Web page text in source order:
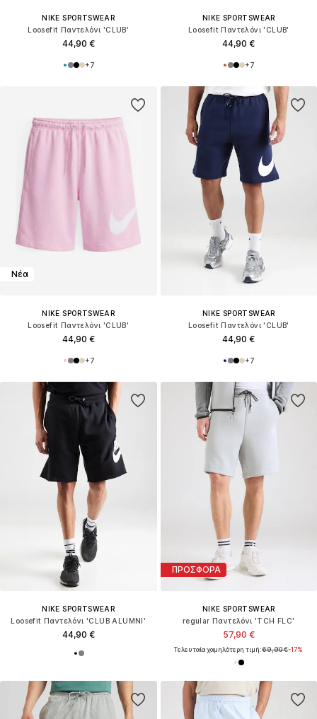
NIKE SPORTSWEAR
Loosefit Παντελόνι 'CLUB'
44,90 €
+7
NIKE SPORTSWEAR
Loosefit Παντελόνι 'CLUB'
44,90 €
+7
Νέα
NIKE SPORTSWEAR
Loosefit Παντελόνι 'CLUB'
44,90 €
+7
NIKE SPORTSWEAR
Loosefit Παντελόνι 'CLUB'
44,90 €
+7
NIKE SPORTSWEAR
Loosefit Παντελόνι 'CLUB ALUMNI'
44,90 €
ΠΡΟΣΦΟΡΑ
NIKE SPORTSWEAR
regular Παντελόνι 'TCH FLC'
57,90 €
Τελευταία χαμηλότερη τιμή:69,90 €-17%